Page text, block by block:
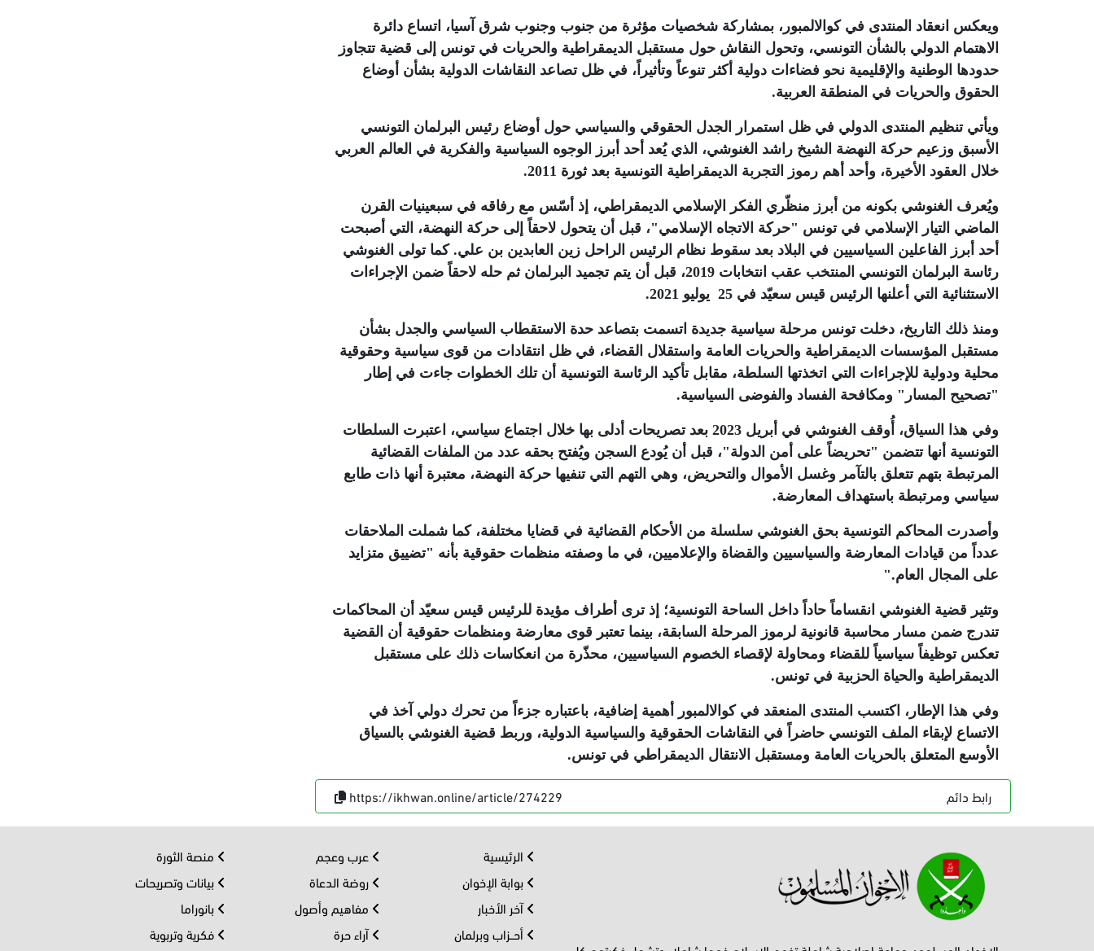
ويعكس انعقاد المنتدى في كوالالمبور، بمشاركة شخصيات مؤثرة من جنوب وجنوب شرق آسيا، اتساع دائرة
الاهتمام الدولي بالشأن التونسي، وتحول النقاش حول مستقبل الديمقراطية والحريات في تونس إلى قضية تتجاوز
حدودها الوطنية والإقليمية نحو فضاءات دولية أكثر تنوعاً وتأثيراً، في ظل تصاعد النقاشات الدولية بشأن أوضاع
الحقوق والحريات في المنطقة العربية.
ويأتي تنظيم المنتدى الدولي في ظل استمرار الجدل الحقوقي والسياسي حول أوضاع رئيس البرلمان التونسي
الأسبق وزعيم حركة النهضة الشيخ راشد الغنوشي، الذي يُعد أحد أبرز الوجوه السياسية والفكرية في العالم العربي
خلال العقود الأخيرة، وأحد أهم رموز التجربة الديمقراطية التونسية بعد ثورة 2011
.
ويُعرف الغنوشي بكونه من أبرز منظّري الفكر الإسلامي الديمقراطي، إذ أسّس مع رفاقه في سبعينيات القرن
الماضي التيار الإسلامي في تونس "حركة الاتجاه الإسلامي"، قبل أن يتحول لاحقاً إلى حركة النهضة، التي أصبحت
أحد أبرز الفاعلين السياسيين في البلاد بعد سقوط نظام الرئيس الراحل زين العابدين بن علي. كما تولى الغنوشي
رئاسة البرلمان التونسي المنتخب عقب انتخابات 2019، قبل أن يتم تجميد البرلمان ثم حله لاحقاً ضمن الإجراءات
الاستثنائية التي أعلنها الرئيس قيس سعيّد في 25 يوليو 2021
.
ومنذ ذلك التاريخ، دخلت تونس مرحلة سياسية جديدة اتسمت بتصاعد حدة الاستقطاب السياسي والجدل بشأن
مستقبل المؤسسات الديمقراطية والحريات العامة واستقلال القضاء، في ظل انتقادات من قوى سياسية وحقوقية
محلية ودولية للإجراءات التي اتخذتها السلطة، مقابل تأكيد الرئاسة التونسية أن تلك الخطوات جاءت في إطار
"تصحيح المسار" ومكافحة الفساد والفوضى السياسية.
وفي هذا السياق، أُوقف الغنوشي في أبريل 2023 بعد تصريحات أدلى بها خلال اجتماع سياسي، اعتبرت السلطات
التونسية أنها تتضمن "تحريضاً على أمن الدولة"، قبل أن يُودع السجن ويُفتح بحقه عدد من الملفات القضائية
المرتبطة بتهم تتعلق بالتآمر وغسل الأموال والتحريض، وهي التهم التي تنفيها حركة النهضة، معتبرة أنها ذات طابع
سياسي ومرتبطة باستهداف المعارضة.
وأصدرت المحاكم التونسية بحق الغنوشي سلسلة من الأحكام القضائية في قضايا مختلفة، كما شملت الملاحقات
عدداً من قيادات المعارضة والسياسيين والقضاة والإعلاميين، في ما وصفته منظمات حقوقية بأنه "تضييق متزايد
على المجال العام".
وتثير قضية الغنوشي انقساماً حاداً داخل الساحة التونسية؛ إذ ترى أطراف مؤيدة للرئيس قيس سعيّد أن المحاكمات
تندرج ضمن مسار محاسبة قانونية لرموز المرحلة السابقة، بينما تعتبر قوى معارضة ومنظمات حقوقية أن القضية
تعكس توظيفاً سياسياً للقضاء ومحاولة لإقصاء الخصوم السياسيين، محذّرة من انعكاسات ذلك على مستقبل
الديمقراطية والحياة الحزبية في تونس.
وفي هذا الإطار، اكتسب المنتدى المنعقد في كوالالمبور أهمية إضافية، باعتباره جزءاً من تحرك دولي آخذ في
الاتساع لإبقاء الملف التونسي حاضراً في النقاشات الحقوقية والسياسية الدولية، وربط قضية الغنوشي بالسياق
الأوسع المتعلق بالحريات العامة ومستقبل الانتقال الديمقراطي في تونس.
رابط دائم https://ikhwan.online/article/274229
الرئيسية
بوابة الإخوان
آخر الأخبار
أحــزاب وبرلمان
عرب وعجم
روضة الدعاة
مفاهيم وأصول
آراء حرة
منصة الثورة
بيانات وتصريحات
بانوراما
فكرية وتربوية